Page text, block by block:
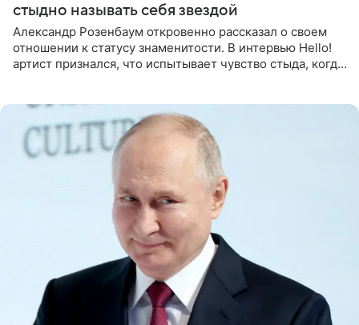
стыдно называть себя звездой
Александр Розенбаум откровенно рассказал о своем
отношении к статусу знаменитости. В интервью Hello!
артист признался, что испытывает чувство стыда, когда